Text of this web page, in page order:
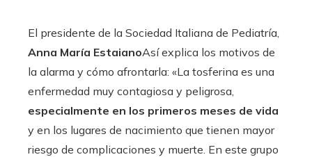
El presidente de la Sociedad Italiana de Pediatría,
Anna María EstaianoAsí explica los motivos de
la alarma y cómo afrontarla: «La tosferina es una
enfermedad muy contagiosa y peligrosa,
especialmente en los primeros meses de vida
y en los lugares de nacimiento que tienen mayor
riesgo de complicaciones y muerte. En este grupo